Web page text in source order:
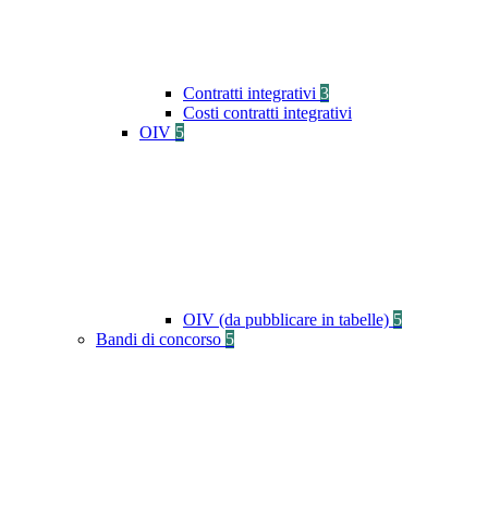
Contratti integrativi 3
Costi contratti integrativi
OIV 5
OIV (da pubblicare in tabelle) 5
Bandi di concorso 5